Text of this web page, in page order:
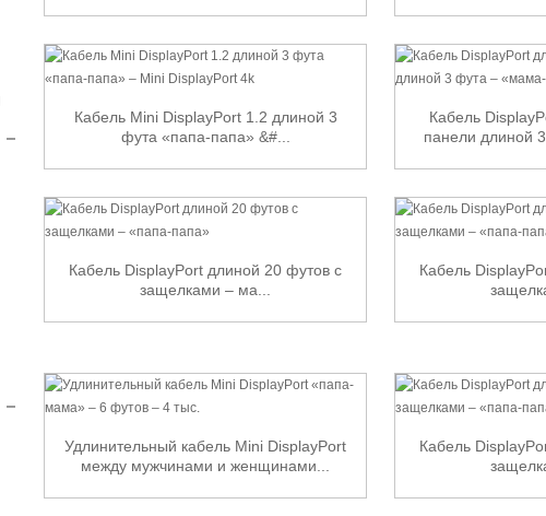
Кабель Mini DisplayPort 1.2 длиной 3
фута «папа-папа» &#...
Кабель
панели длиной 3
Кабель DisplayPort длиной 20 футов с
защелками – ма...
Кабель
Удлинительный кабель Mini DisplayPort
между мужчинами и женщинами...
Кабель